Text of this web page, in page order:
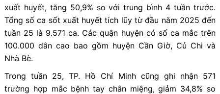
xuất huyết, tăng 50,9% so với trung bình 4 tuần trước.
Tổng số ca sốt xuất huyết tích lũy từ đầu năm 2025 đến
tuần 25 là 9.571 ca. Các quận huyện có số ca mắc trên
100.000 dân cao bao gồm huyện Cần Giờ, Củ Chi và
Nhà Bè.
Trong tuần 25, TP. Hồ Chí Minh cũng ghi nhận 571
trường hợp mắc bệnh tay chân miệng, giảm 34,8% so